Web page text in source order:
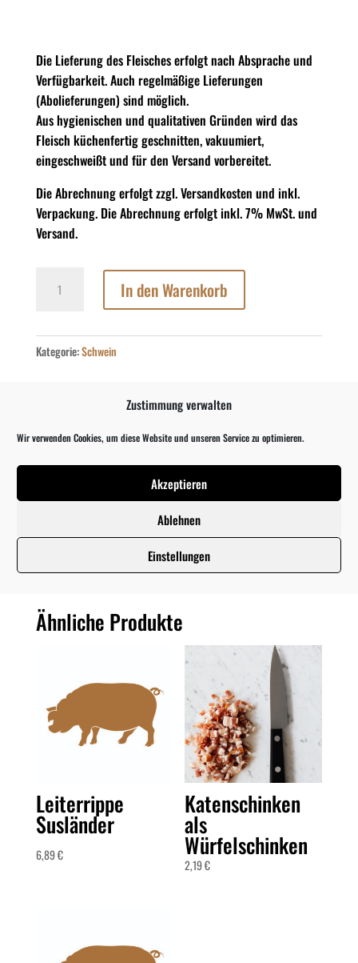
Zustimmung verwalten
Wir verwenden Cookies, um diese Website und unseren Service zu optimieren.
Akzeptieren
Ablehnen
Einstellungen
Die Lieferung des Fleisches erfolgt nach Absprache und
Verfügbarkeit. Auch regelmäßige Lieferungen
(Abolieferungen) sind möglich.
Aus hygienischen und qualitativen Gründen wird das
Fleisch küchenfertig geschnitten, vakuumiert,
eingeschweißt und für den Versand vorbereitet.
Die Abrechnung erfolgt zzgl. Versandkosten und inkl.
Verpackung. Die Abrechnung erfolgt inkl. 7% MwSt. und
Versand.
Susländer
In den Warenkorb
Kategorie:Schwein
DIE GEZEIGTEN BILDER DIENEN NUR ALS REFERENZ,
Beschreibung
Rezensionen (0)
Ähnliche Produkte
Leiterrippe
Susländer
6,89€
Katenschinken
als
Würfelschinken
2,19€